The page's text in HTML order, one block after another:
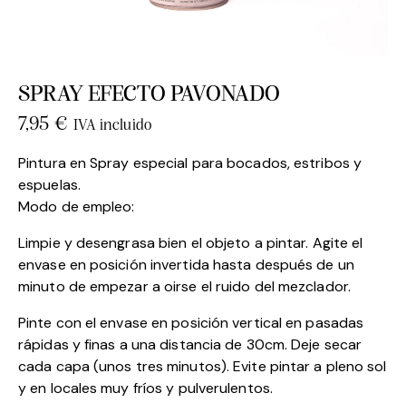
SPRAY EFECTO PAVONADO
7,95 € IVA incluido
Pintura en Spray especial para bocados, estribos y
espuelas.
Modo de empleo:
Limpie y desengrasa bien el objeto a pintar. Agite el
envase en posición invertida hasta después de un
minuto de empezar a oirse el ruido del mezclador.
Pinte con el envase en posición vertical en pasadas
rápidas y finas a una distancia de 30cm. Deje secar
cada capa (unos tres minutos). Evite pintar a pleno sol
y en locales muy fríos y pulverulentos.